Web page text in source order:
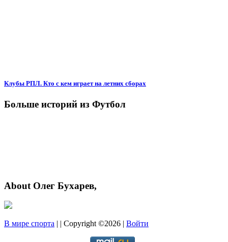
Клубы РПЛ. Кто с кем играет на летних сборах
Больше историй из Футбол
About Олег Бухарев,
В мире спорта | | Copyright ©2026 | Войти